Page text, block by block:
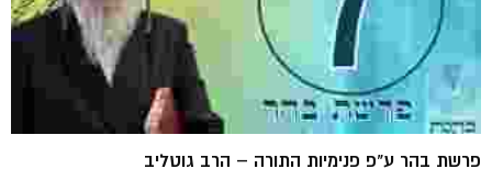
פרשת בהר ע"פ פנימיות התורה – הרב גוטליב